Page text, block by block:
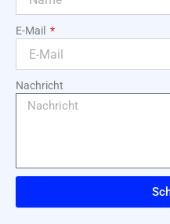
E-Mail
Nachricht